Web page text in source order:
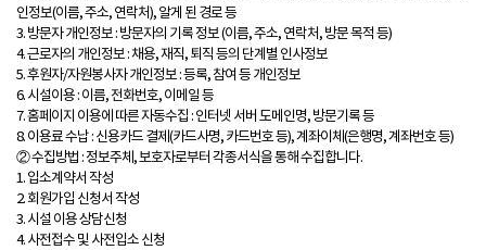
인정보(이름, 주소, 연락처), 알게 된 경로 등
3. 방문자 개인정보 : 방문자의 기록 정보 (이름, 주소, 연락처, 방문 목적 등)
4. 근로자의 개인정보 : 채용, 재직, 퇴직 등의 단계별 인사정보
5. 후원자/자원봉사자 개인정보 : 등록, 참여 등 개인정보
6. 시설이용 : 이름, 전화번호, 이메일 등
7. 홈페이지 이용에 따른 자동수집 : 인터넷 서버 도메인명, 방문기록 등
8. 이용료 수납 : 신용카드 결제(카드사명, 카드번호 등), 계좌이체(은행명, 계좌번호 등)
② 수집방법 : 정보주체, 보호자로부터 각종서식을 통해 수집합니다.
1. 입소계약서 작성
2. 회원가입 신청서 작성
3. 시설 이용 상담신청
4. 사전접수 및 사전입소 신청